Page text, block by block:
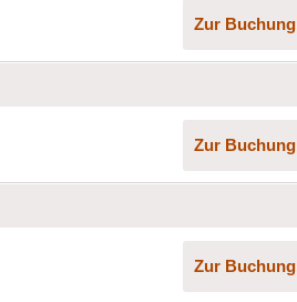
Zur Buchung
Zur Buchung
Zur Buchung